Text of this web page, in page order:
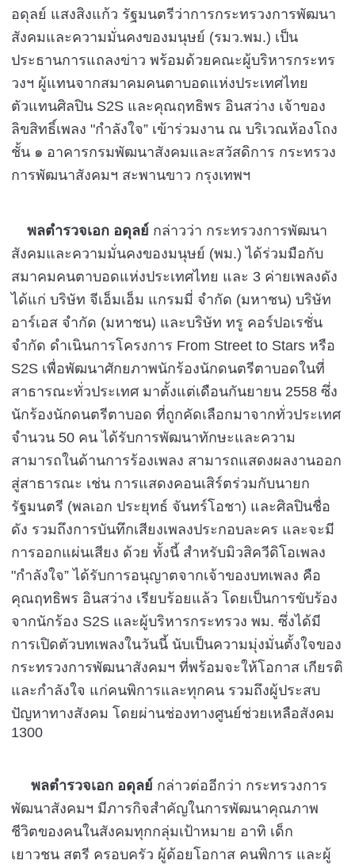
อดุลย์ แสงสิงแก้ว รัฐมนตรีว่าการกระทรวงการพัฒนา
สังคมและความมั่นคงของมนุษย์ (รมว.พม.) เป็น
ประธานการแถลงข่าว พร้อมด้วยคณะผู้บริหารกระทร
วงฯ ผู้แทนจากสมาคมคนตาบอดแห่งประเทศไทย
ตัวแทนศิลปิน S2S และคุณฤทธิพร อินสว่าง เจ้าของ
ลิขสิทธิ์เพลง "กำลังใจ” เข้าร่วมงาน ณ บริเวณห้องโถง
ชั้น ๑ อาคารกรมพัฒนาสังคมและสวัสดิการ กระทรวง
การพัฒนาสังคมฯ สะพานขาว กรุงเทพฯ
พลตำรวจเอก อดุลย์ กล่าวว่า กระทรวงการพัฒนา
สังคมและความมั่นคงของมนุษย์ (พม.) ได้ร่วมมือกับ
สมาคมคนตาบอดแห่งประเทศไทย และ 3 ค่ายเพลงดัง
ได้แก่ บริษัท จีเอ็มเอ็ม แกรมมี่ จำกัด (มหาชน) บริษัท
อาร์เอส จำกัด (มหาชน) และบริษัท ทรู คอร์ปอเรชั่น
จำกัด ดำเนินการโครงการ From Street to Stars หรือ
S2S เพื่อพัฒนาศักยภาพนักร้องนักดนตรีตาบอดในที่
สาธารณะทั่วประเทศ มาตั้งแต่เดือนกันยายน 2558 ซึ่ง
นักร้องนักดนตรีตาบอด ที่ถูกคัดเลือกมาจากทั่วประเทศ
จำนวน 50 คน ได้รับการพัฒนาทักษะและความ
สามารถในด้านการร้องเพลง สามารถแสดงผลงานออก
สู่สาธารณะ เช่น การแสดงคอนเสิร์ตร่วมกับนายก
รัฐมนตรี (พลเอก ประยุทธ์ จันทร์โอชา) และศิลปินชื่อ
ดัง รวมถึงการบันทึกเสียงเพลงประกอบละคร และจะมี
การออกแผ่นเสียง ด้วย ทั้งนี้ สำหรับมิวสิควีดิโอเพลง
"กำลังใจ” ได้รับการอนุญาตจากเจ้าของบทเพลง คือ
คุณฤทธิพร อินสว่าง เรียบร้อยแล้ว โดยเป็นการขับร้อง
จากนักร้อง S2S และผู้บริหารกระทรวง พม. ซึ่งได้มี
การเปิดตัวบทเพลงในวันนี้ นับเป็นความมุ่งมั่นตั้งใจของ
กระทรวงการพัฒนาสังคมฯ ที่พร้อมจะให้โอกาส เกียรติ
และกำลังใจ แก่คนพิการและทุกคน รวมถึงผู้ประสบ
ปัญหาทางสังคม โดยผ่านช่องทางศูนย์ช่วยเหลือสังคม
1300
พลตำรวจเอก อดุลย์ กล่าวต่ออีกว่า กระทรวงการ
พัฒนาสังคมฯ มีภารกิจสำคัญในการพัฒนาคุณภาพ
ชีวิตของคนในสังคมทุกกลุ่มเป้าหมาย อาทิ เด็ก
เยาวชน สตรี ครอบครัว ผู้ด้อยโอกาส คนพิการ และผู้